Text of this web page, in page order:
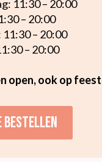
11:30 – 20:00
– 20:00
– 20:00
– 20:00
open, ook op
bestellen